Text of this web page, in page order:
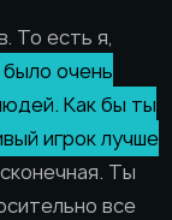
То есть я,
было очень
Как бы ты
игрок лучше
Ты
все